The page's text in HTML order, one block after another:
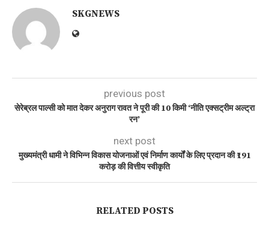
SKGNEWS
previous post
सेरेब्रल पाल्सी को मात देकर अनुराग रावत ने पूरी की 10 किमी ‘नीति एक्सट्रीम अल्ट्रा
रन’
next post
मुख्यमंत्री धामी ने विभिन्न विकास योजनाओं एवं निर्माण कार्यों के लिए प्रदान की ₹191
करोड़ की वित्तीय स्वीकृति
RELATED POSTS